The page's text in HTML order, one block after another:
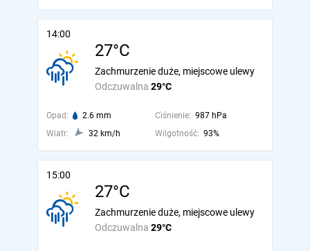
14:00
27°C
Odczuwalna 29°C
Zachmurzenie duże, miejscowe ulewy
Opad: 2.6 mm Ciśnienie: 987 hPa
Wiatr:
32 km/h Wilgotność: 93%
15:00
27°C
Odczuwalna 29°C
Zachmurzenie duże, miejscowe ulewy